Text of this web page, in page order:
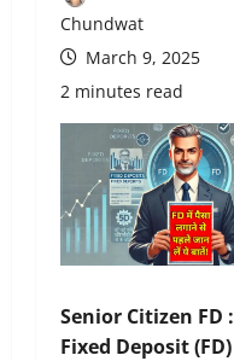
Chundwat
March 9, 2025
2 minutes read
Senior Citizen FD :
Fixed Deposit (FD)